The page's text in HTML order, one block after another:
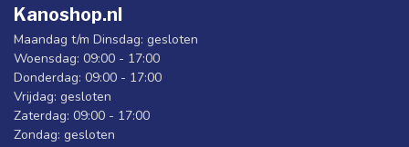
Kanoshop.nl
Maandag t/m Dinsdag: gesloten
Woensdag: 09:00 - 17:00
Donderdag: 09:00 - 17:00
Vrijdag: gesloten
Zaterdag: 09:00 - 17:00
Zondag: gesloten